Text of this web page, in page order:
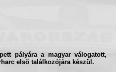
pályára a magyar válogatott,
első találkozójára készül.